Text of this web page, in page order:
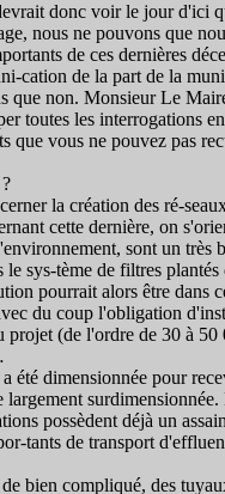
donc voir le jour d'ici
nous ne pouvons que
de ces dernières
cation de la part de la
que non. Monsieur Le
toutes les interrogations
que vous ne pouvez pas
la création des ré-
cette dernière, on
sont un
sys-tème de filtres
pourrait alors être dans
du coup l'obligation
projet (de l'ordre de 30 à
été dimensionnée pour
possèdent déjà un
tants de transport
bien compliqué, des